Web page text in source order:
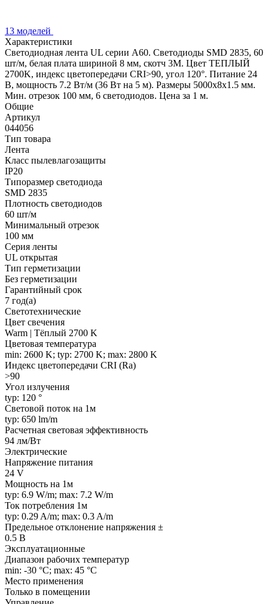
13 моделей
Характеристики
Светодиодная лента UL серии A60. Светодиоды SMD 2835, 60
шт/м, белая плата шириной 8 мм, скотч 3M. Цвет ТЕПЛЫЙ
2700K, индекс цветопередачи CRI>90, угол 120°. Питание 24
В, мощность 7.2 Вт/м (36 Вт на 5 м). Размеры 5000x8x1.5 мм.
Мин. отрезок 100 мм, 6 светодиодов. Цена за 1 м.
Общие
Артикул
044056
Тип товара
Лента
Класс пылевлагозащиты
IP20
Типоразмер светодиода
SMD 2835
Плотность светодиодов
60 шт/м
Минимальный отрезок
100 мм
Серия ленты
UL открытая
Тип герметизации
Без герметизации
Гарантийный срок
7 год(а)
Светотехнические
Цвет свечения
Warm | Тёплый 2700 K
Цветовая температура
min: 2600 K; typ: 2700 K; max: 2800 K
Индекс цветопередачи CRI (Ra)
>90
Угол излучения
typ: 120 °
Световой поток на 1м
typ: 650 lm/m
Расчетная световая эффективность
94 лм/Вт
Электрические
Напряжение питания
24 V
Мощность на 1м
typ: 6.9 W/m; max: 7.2 W/m
Ток потребления 1м
typ: 0.29 A/m; max: 0.3 A/m
Предельное отклонение напряжения ±
0.5 В
Эксплуатационные
Диапазон рабочих температур
min: -30 °C; max: 45 °C
Место применения
Только в помещении